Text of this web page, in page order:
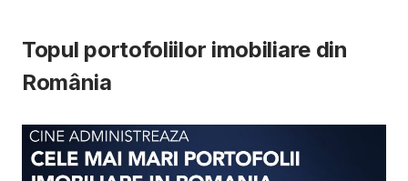
Topul portofoliilor imobiliare din
România